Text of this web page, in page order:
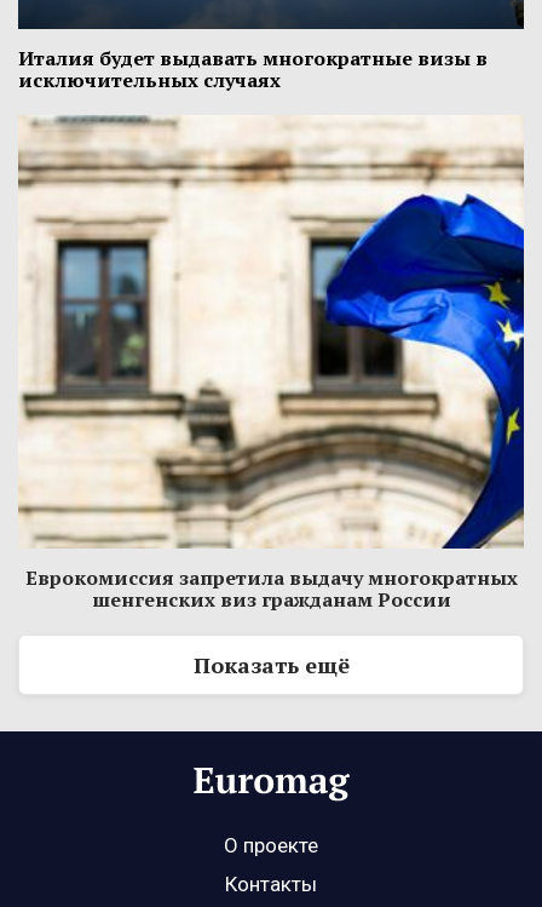
Италия будет выдавать многократные визы в
исключительных случаях
Еврокомиссия запретила выдачу многократных
шенгенских виз гражданам России
Показать ещё
О проекте
Контакты